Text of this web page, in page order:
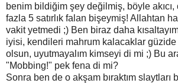
benim bildiğim şey değilmiş, böyle akıcı,
fazla 5 satırlık falan bişeymiş! Allahtan
vakit yetmedi ;) Ben biraz daha
iyisi, kendileri mahrum kalacaklar
olsun, uyutmayalım kimseyi di mi ;) Bu
"Mobbing!" pek fena di mi?
Sonra ben de o akşam bıraktım slaytları